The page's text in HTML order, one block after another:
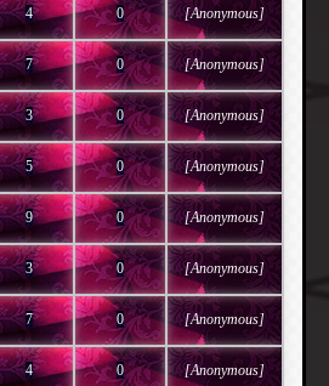
4 0 [Anonymous]
7 0 [Anonymous]
3 0 [Anonymous]
5 0 [Anonymous]
9 0 [Anonymous]
3 0 [Anonymous]
7 0 [Anonymous]
4 0 [Anonymous]